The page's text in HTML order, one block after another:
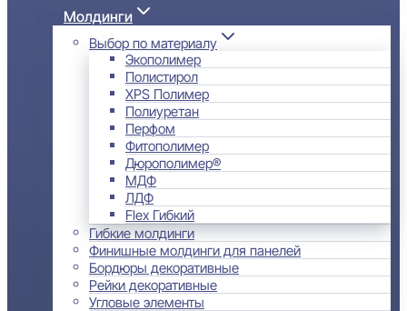
Молдинги
Выбор по материалу
Экополимер
Полистирол
XPS Полимер
Полиуретан
Перфом
Фитополимер
Дюрополимер®
МДФ
ЛДФ
Flex Гибкий
Гибкие молдинги
Финишные молдинги для панелей
Бордюры декоративные
Рейки декоративные
Угловые элементы